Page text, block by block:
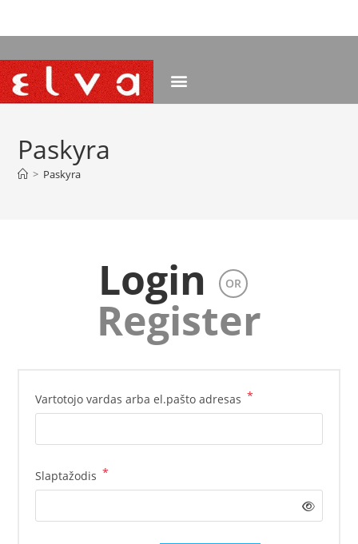
Paskyra
> Paskyra
Login OR
Register
Vartotojo vardas arba el.pašto adresas *
Slaptažodis *